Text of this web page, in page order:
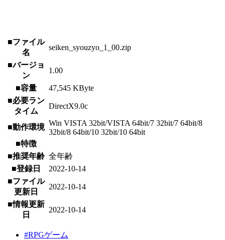
■ファイル
名
seiken_syouzyo_1_00.zip
■バージョ
ン
1.00
■容量
47,545 KByte
■必要ラン
タイム
DirectX9.0c
■動作環境 Win VISTA 32bit/VISTA 64bit/7 32bit/7 64bit/8
32bit/8 64bit/10 32bit/10 64bit
■特徴
■推奨年齢 全年齢
■登録日
2022-10-14
■ファイル
更新日
2022-10-14
■情報更新
日
2022-10-14
#RPGゲーム